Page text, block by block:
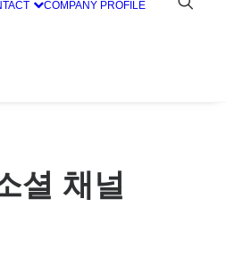
COMPANY PROFILE
셜 채널